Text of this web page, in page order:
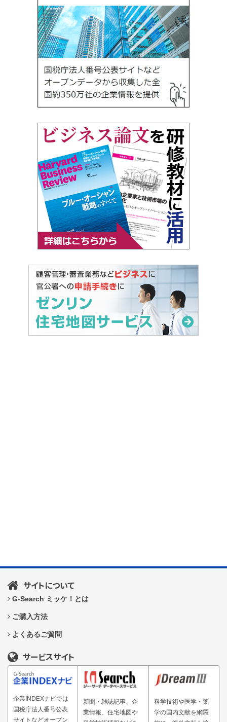
サイトについて
G-Search ミッケ！とは
ご購入方法
よくあるご質問
サービスサイト
企業INDEXナビでは
国税庁法人番号公表
サイトなどオープン
新聞・雑誌記事、企
業情報、住宅地図や
科学技術や医学・薬
学の国内文献を網羅